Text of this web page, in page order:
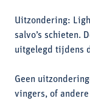
Uitzondering:
salvo’s schieten.
uitgelegd tijdens
Geen
vingers, of